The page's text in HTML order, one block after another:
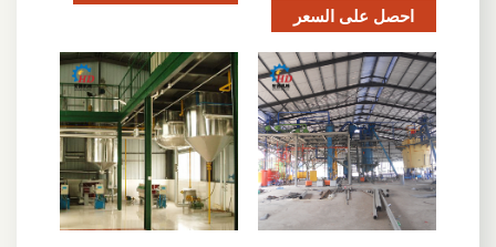
احصل على السعر